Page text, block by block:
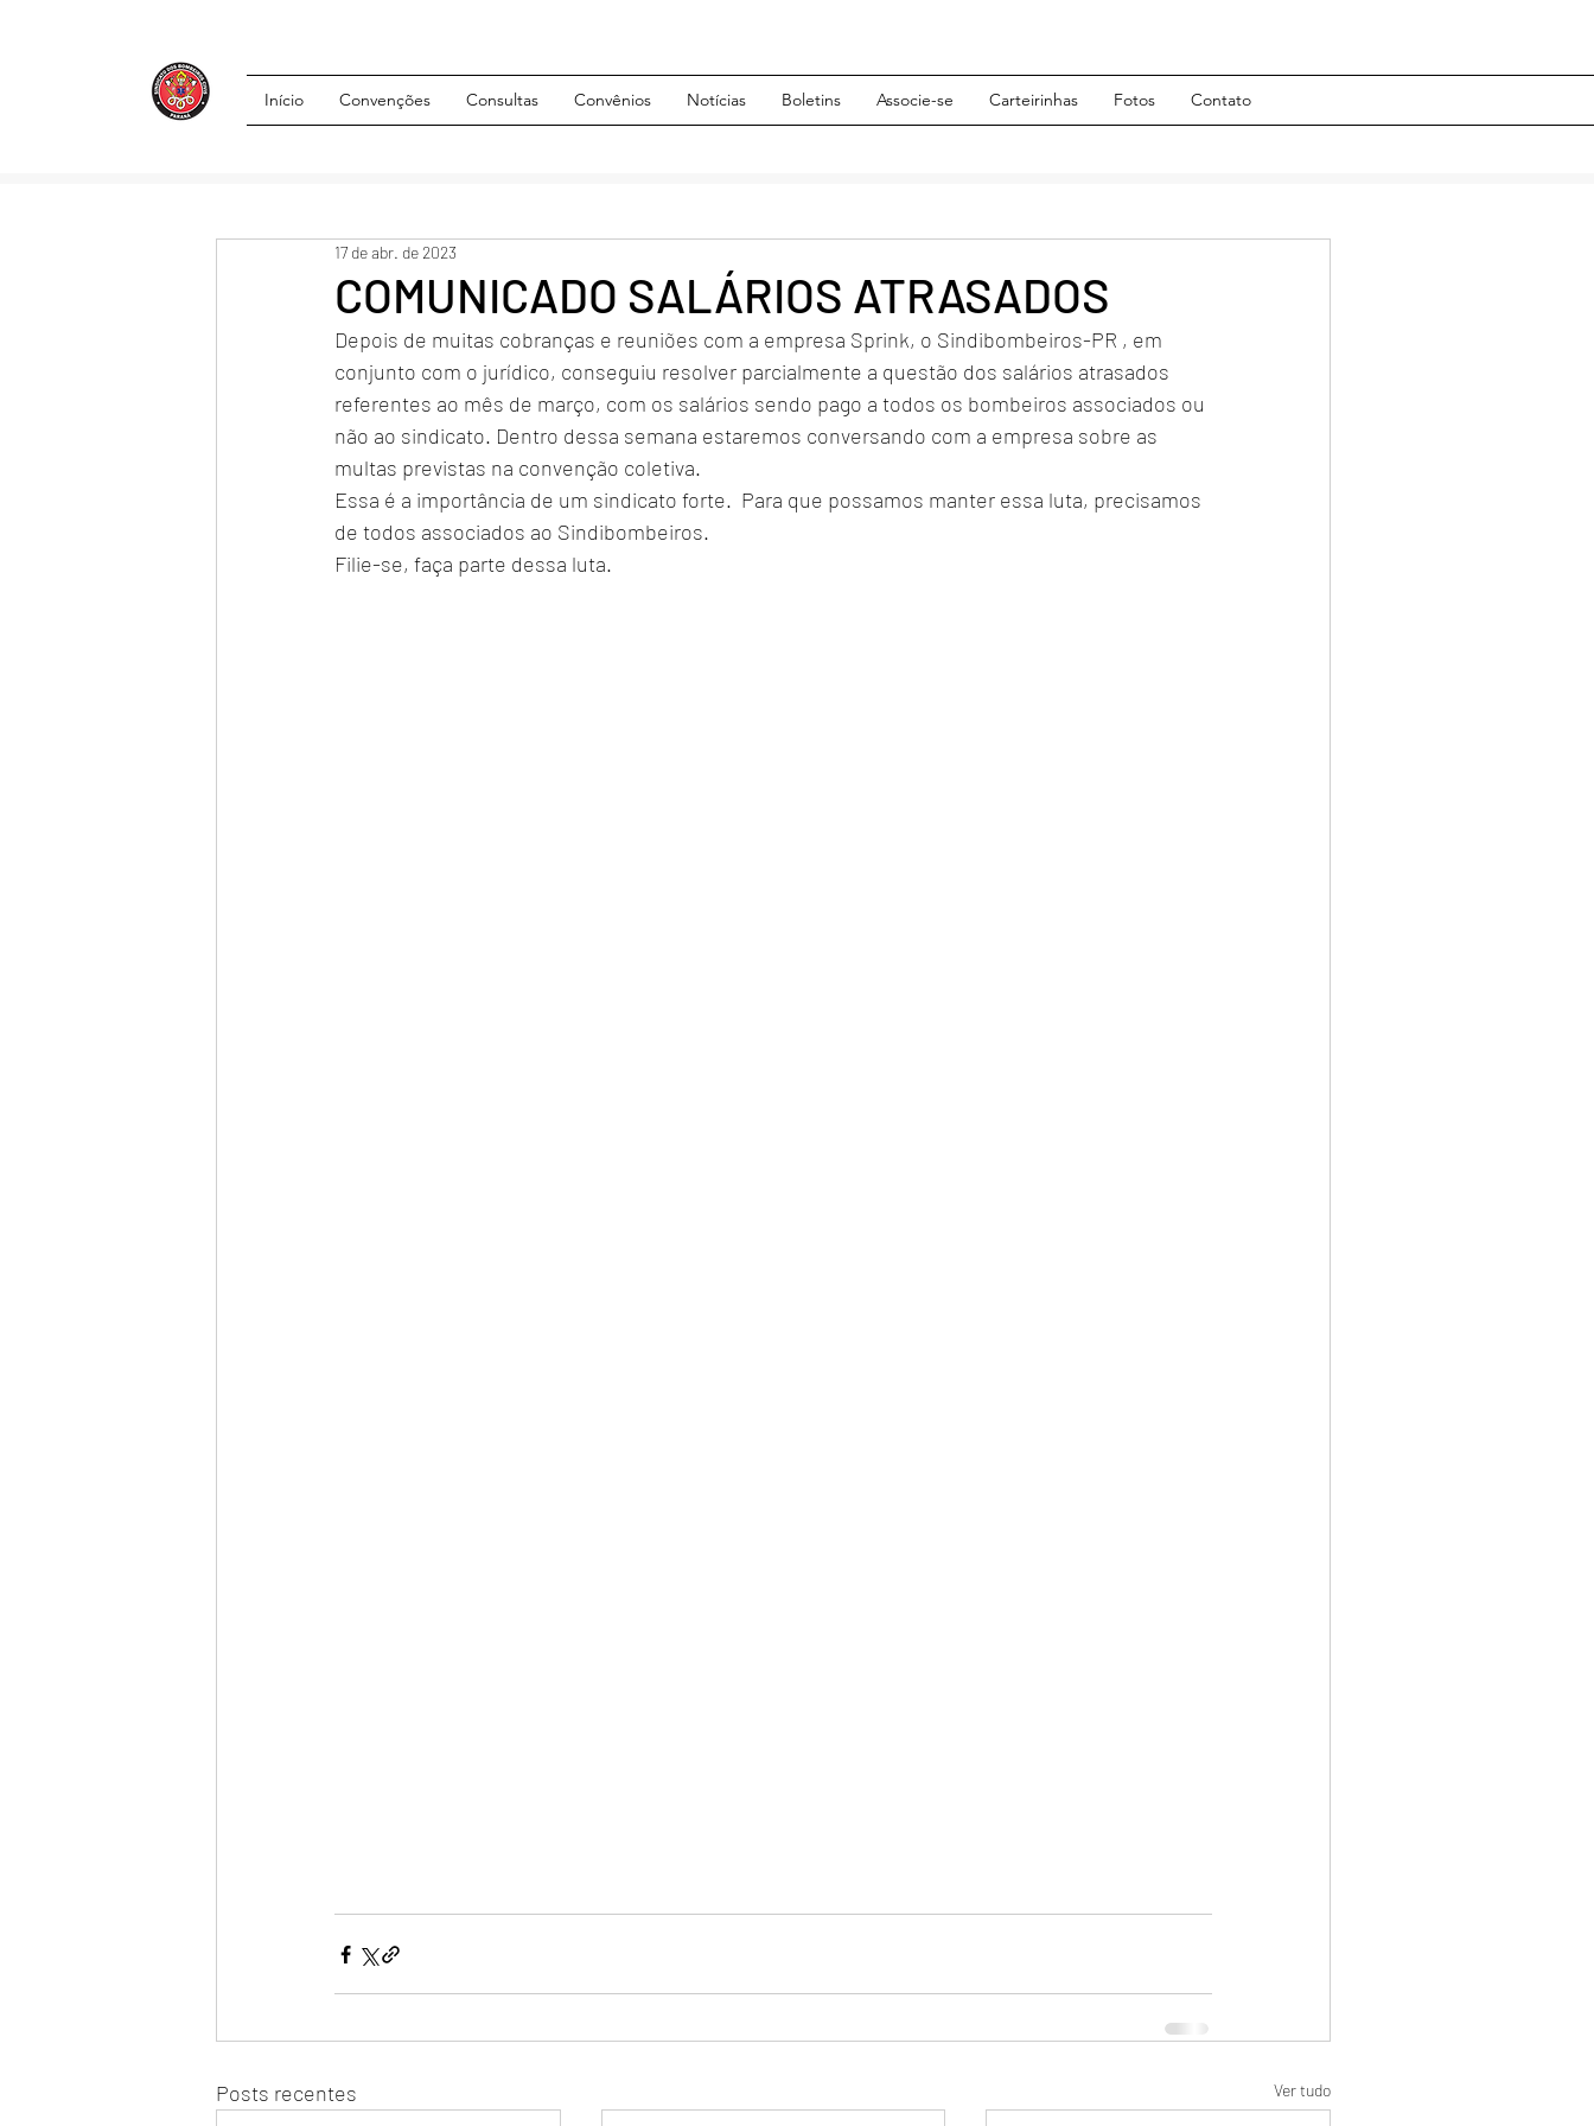
Início Convenções Consultas Convênios Notícias Boletins Associe-se Carteirinhas Fotos Contato
COMUNICADO SALÁRIOS ATRASADOS
17 de abr. de 2023
Depois de muitas cobranças e reuniões com a empresa Sprink, o Sindibombeiros-PR , em
conjunto com o jurídico, conseguiu resolver parcialmente a questão dos salários atrasados
referentes ao mês de março, com os salários sendo pago a todos os bombeiros associados ou
não ao sindicato. Dentro dessa semana estaremos conversando com a empresa sobre as
multas previstas na convenção coletiva.
Essa é a importância de um sindicato forte.  Para que possamos manter essa luta, precisamos
de todos associados ao Sindibombeiros.
Filie-se, faça parte dessa luta.
Posts recentes Ver tudo